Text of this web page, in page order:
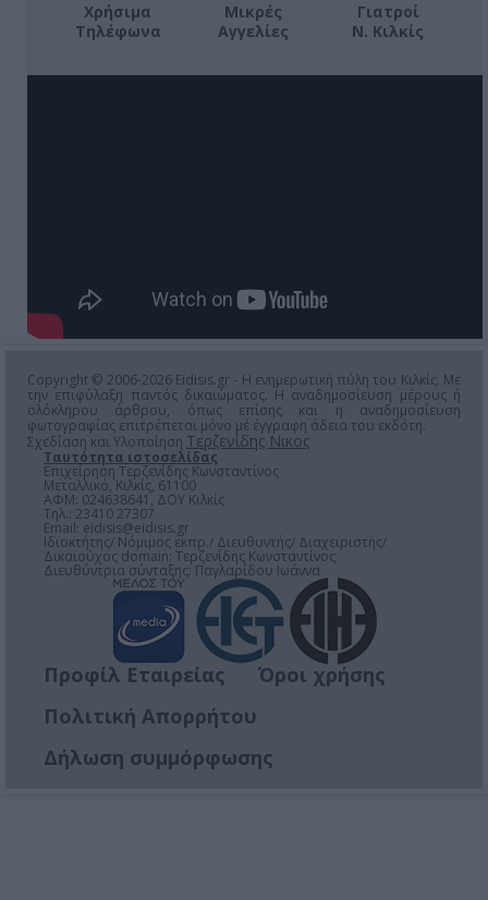
Χρήσιμα
Τηλέφωνα
Μικρές
Αγγελίες
Γιατροί
Ν. Κιλκίς
Copyright © 2006-2026 Eidisis.gr - Η ενημερωτική πύλη του Κιλκίς. Με
την επιφύλαξη παντός δικαιώματος. Η αναδημοσίευση μέρους ή
ολόκληρου άρθρου, όπως επίσης και η αναδημοσίευση
φωτογραφίας επιτρέπεται μόνο μέ έγγραφη άδεια του εκδότη.
Σχεδίαση και Υλοποίηση Τερζενίδης Νικος
Ταυτότητα ιστοσελίδας
Επιχείρηση Τερζενίδης Κωνσταντίνος
Μεταλλικό, Κιλκίς, 61100
ΑΦΜ: 024638641, ΔΟΥ Κιλκίς
Τηλ.: 23410 27307
Email: eidisis@eidisis.gr
Ιδιοκτήτης/ Νόμιμος εκπρ./ Διευθυντής/ Διαχειριστής/
Δικαιούχος domain: Τερζενίδης Κωνσταντίνος
Διευθύντρια σύνταξης: Παγλαρίδου Ιωάννα
Προφίλ Εταιρείας
Όροι χρήσης
Πολιτική Απορρήτου
Δήλωση συμμόρφωσης